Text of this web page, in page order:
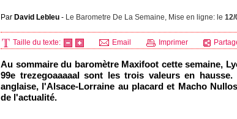
Par David Lebleu - Le Barometre De La Semaine, Mise en ligne: le 12/
Taille du texte: Email Imprimer
Au sommaire du baromètre Maxifoot cette semaine,
99e trezegoaaaaal sont les trois valeurs en
anglaise, l'Alsace-Lorraine au placard et Macho
de l'actualité.